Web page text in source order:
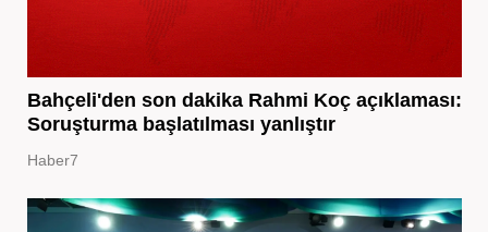
Bahçeli'den son dakika Rahmi Koç açıklaması:
Soruşturma başlatılması yanlıştır
Haber7